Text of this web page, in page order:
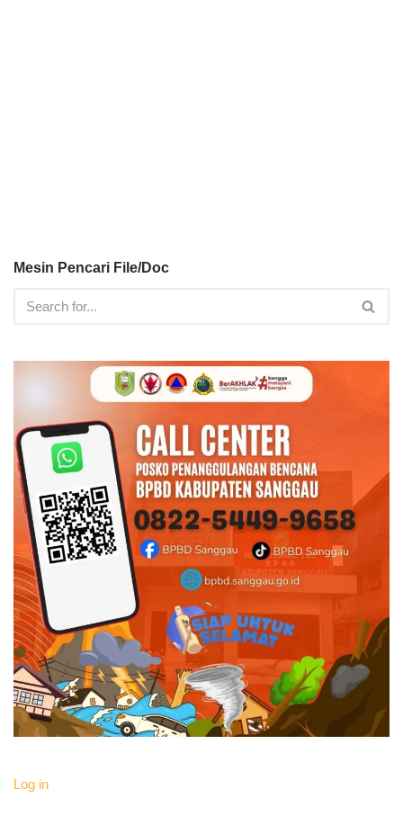
Mesin Pencari File/Doc
Log in